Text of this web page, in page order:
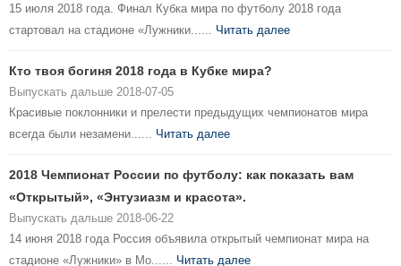
15 июля 2018 года. Финал Кубка мира по футболу 2018 года
стартовал на стадионе «Лужники...... Читать далее
Кто твоя богиня 2018 года в Кубке мира?
Выпускать дальше 2018-07-05
Красивые поклонники и прелести предыдущих чемпионатов мира
всегда были незамени...... Читать далее
2018 Чемпионат России по футболу: как показать вам
«Открытый», «Энтузиазм и красота».
Выпускать дальше 2018-06-22
14 июня 2018 года Россия объявила открытый чемпионат мира на
стадионе «Лужники» в Мо...... Читать далее